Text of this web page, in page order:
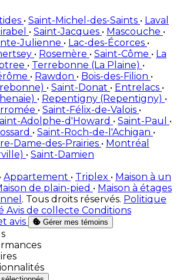
• Saint-Michel-des-Saints • Laval
• Saint-Jacques • Mascouche •
Julienne • Lac-des-Écorces •
• Rosemère • Saint-Côme • La
• Terrebonne (La Plaine) •
• Rawdon • Bois-des-Filion •
• Saint-Donat • Entrelacs •
• Repentigny (Repentigny) •
• Saint-Félix-de-Valois •
Adolphe-d'Howard • Saint-Paul •
• Saint-Roch-de-l'Achigan •
Dame-des-Prairies • Montréal
• Saint-Damien
• Appartement • Triplex • Maison à un
de plain-pied • Maison à étages
. Tous droits réservés. Politique
Avis de collecte Conditions
avis Gérer mes témoins